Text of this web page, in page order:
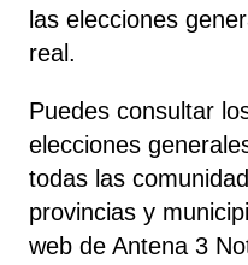
las elecciones
real.
Puedes consultar
elecciones
todas las
provincias y
web de Antena 3